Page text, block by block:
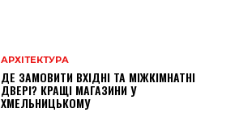
АРХІТЕКТУРА
ДЕ ЗАМОВИТИ ВХІДНІ ТА МІЖКІМНАТНІ
ДВЕРІ? КРАЩІ МАГАЗИНИ У
ХМЕЛЬНИЦЬКОМУ